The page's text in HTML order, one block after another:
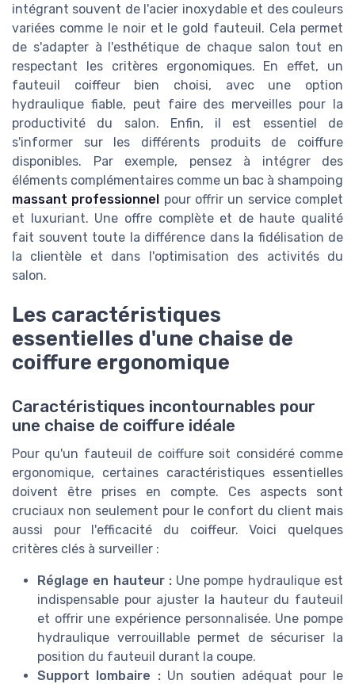
intégrant souvent de l'acier inoxydable et des couleurs
variées comme le noir et le gold fauteuil. Cela permet
de s'adapter à l'esthétique de chaque salon tout en
respectant les critères ergonomiques. En effet, un
fauteuil coiffeur bien choisi, avec une option
hydraulique fiable, peut faire des merveilles pour la
productivité du salon. Enfin, il est essentiel de
s'informer sur les différents produits de coiffure
disponibles. Par exemple, pensez à intégrer des
éléments complémentaires comme un bac à shampoing
massant professionnel pour offrir un service complet
et luxuriant. Une offre complète et de haute qualité
fait souvent toute la différence dans la fidélisation de
la clientèle et dans l'optimisation des activités du
salon.
Les caractéristiques
essentielles d'une chaise de
coiffure ergonomique
Caractéristiques incontournables pour
une chaise de coiffure idéale
Pour qu'un fauteuil de coiffure soit considéré comme
ergonomique, certaines caractéristiques essentielles
doivent être prises en compte. Ces aspects sont
cruciaux non seulement pour le confort du client mais
aussi pour l'efficacité du coiffeur. Voici quelques
critères clés à surveiller :
Réglage en hauteur : Une pompe hydrauliqueest
indispensable pour ajuster la hauteur du fauteuil
et offrir une expérience personnalisée. Une pompe
hydraulique verrouillable permet de sécuriser la
position du fauteuil durant la coupe.
Support lombaire : Un soutien adéquat pour le